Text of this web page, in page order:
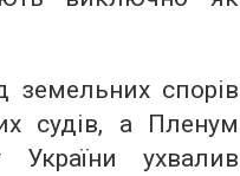
земельних спорів
судів, а Пленум
України ухвалив